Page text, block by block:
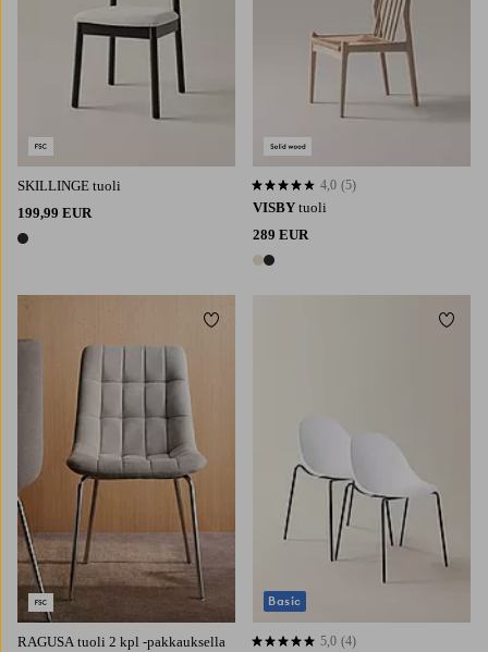
SKILLINGE tuoli
199,99 EUR
1 väri
VISBY tuoli
289 EUR
2 värejä
4,0 perustuen 5 arvosanaan
4,0 (5)
RAGUSA tuoli 2 kpl -pakkauksella
Lisää suosikkeihin
5,0 perustuen 4 arvosanaan
5,0 (4)
Basic
Lisää